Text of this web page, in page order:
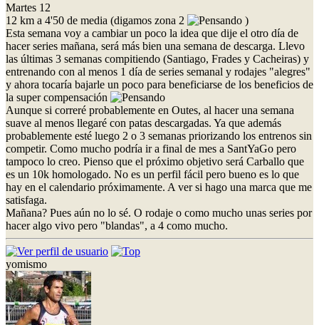
Martes 12
12 km a 4'50 de media (digamos zona 2
)
Esta semana voy a cambiar un poco la idea que dije el otro día de
hacer series mañana, será más bien una semana de descarga. Llevo
las últimas 3 semanas compitiendo (Santiago, Frades y Cacheiras) y
entrenando con al menos 1 día de series semanal y rodajes "alegres"
y ahora tocaría bajarle un poco para beneficiarse de los beneficios de
la super compensación
Aunque si correré probablemente en Outes, al hacer una semana
suave al menos llegaré con patas descargadas. Ya que además
probablemente esté luego 2 o 3 semanas priorizando los entrenos sin
competir. Como mucho podría ir a final de mes a SantYaGo pero
tampoco lo creo. Pienso que el próximo objetivo será Carballo que
es un 10k homologado. No es un perfil fácil pero bueno es lo que
hay en el calendario próximamente. A ver si hago una marca que me
satisfaga.
Mañana? Pues aún no lo sé. O rodaje o como mucho unas series por
hacer algo vivo pero "blandas", a 4 como mucho.
yomismo